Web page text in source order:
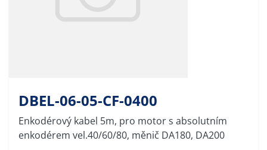
DBEL-06-05-CF-0400
Enkodérový kabel 5m, pro motor s absolutním
enkodérem vel.40/60/80, měnič DA180, DA200